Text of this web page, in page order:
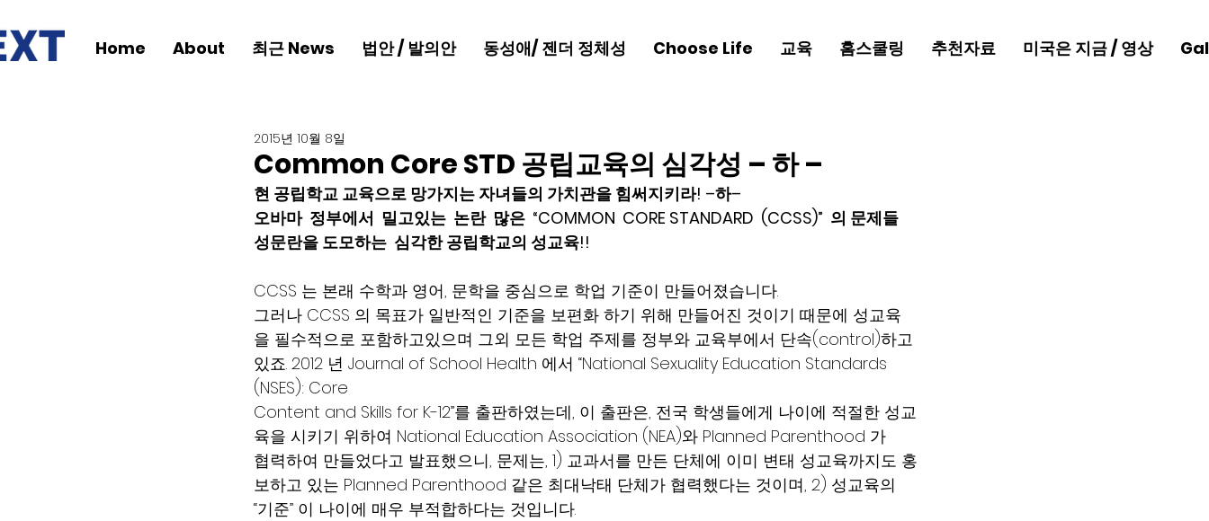
Home About 최근 News 법안 / 발의안 동성애/ 젠더 정체성 Choose Life 교육 홈스쿨링 추천자료 미국은 지금 / 영상
Common Core STD 공립교육의 심각성 – 하 –
2015년 10월 8일
현 공립학교 교육으로 망가지는 자녀들의 가치관을 힘써지키라! –하–
오바마  정부에서  밀고있는  논란  많은  “COMMON  CORE STANDARD  (CCSS)”  의 문제들
성문란을 도모하는  심각한 공립학교의 성교육!!
CCSS 는 본래 수학과 영어, 문학을 중심으로 학업 기준이 만들어졌습니다.
그러나 CCSS 의 목표가 일반적인 기준을 보편화 하기 위해 만들어진 것이기 때문에 성교육
을 필수적으로 포함하고있으며 그외 모든 학업 주제를 정부와 교육부에서 단속(control)하고
있죠. 2012 년 Journal of School Health 에서 “National Sexuality Education Standards
(NSES): Core
Content and Skills for K-12”를 출판하였는데, 이 출판은, 전국 학생들에게 나이에 적절한 성교
육을 시키기 위하여 National Education Association (NEA)와 Planned Parenthood 가
협력하여 만들었다고 발표했으니, 문제는, 1) 교과서를 만든 단체에 이미 변태 성교육까지도 홍
보하고 있는 Planned Parenthood 같은 최대낙태 단체가 협력했다는 것이며, 2) 성교육의
“기준” 이 나이에 매우 부적합하다는 것입니다.